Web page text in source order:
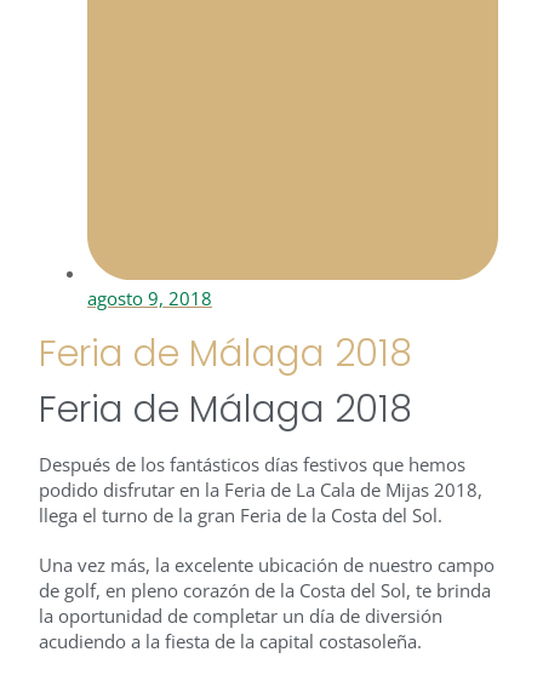
agosto 9, 2018
Feria de Málaga 2018
Feria de Málaga 2018
Después de los fantásticos días festivos que hemos
podido disfrutar en la Feria de La Cala de Mijas 2018,
llega el turno de la gran Feria de la Costa del Sol.
Una vez más, la excelente ubicación de nuestro campo
de golf, en pleno corazón de la Costa del Sol, te brinda
la oportunidad de completar un día de diversión
acudiendo a la fiesta de la capital costasoleña.